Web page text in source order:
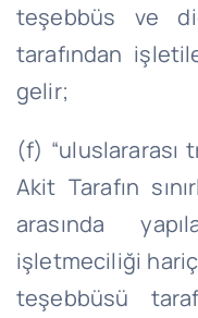
teşebbüs ve
tarafından
gelir;
(f) “uluslararası
Akit Tarafın
arasında
işletmeciliği
teşebbüsü